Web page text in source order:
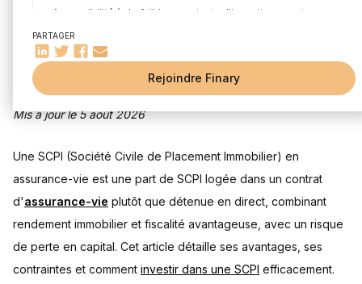
Accessibilité à de faibles montants d'investissement
Quelles sont les contraintes des SCPI en assurance-vie ?
Frais de gestion
Pas de possibilité de levier de crédit
Liquidité et délai de jouissance
Imposition
Impact des prélèvements sociaux
Dans quels cas l'investissement en assurance-vie est
intéressant ?
Pour ceux qui préfèrent une gestion simplifiée
PARTAGER
Rejoindre Finary
Mis à jour le 5 août 2026
Une SCPI (Société Civile de Placement Immobilier) en
assurance-vie est une part de SCPI logée dans un contrat
d'assurance-vie plutôt que détenue en direct, combinant
rendement immobilier et fiscalité avantageuse, avec un risque
de perte en capital. Cet article détaille ses avantages, ses
contraintes et comment investir dans une SCPI efficacement.